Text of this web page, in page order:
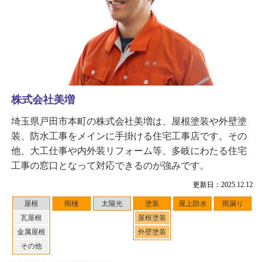
更新日：2025.12.12
屋根
瓦屋根
金属屋根
その他
雨樋 太陽光
塗装
屋根塗装
外壁塗装
屋上防水 雨漏り
株式会社美増
埼玉県戸田市本町の株式会社美増は、屋根塗装や外壁塗
装、防水工事をメインに手掛ける住宅工事店です。その
他、大工仕事や内外装リフォーム等、多岐にわたる住宅
工事の窓口となって対応できるのが強みです。